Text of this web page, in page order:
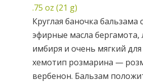
.75 oz (21 g)
Круглая баночка бальзама
эфирные масла бергамота,
имбиря и очень мягкий
хемотип розмарина —
вербенон. Бальзам